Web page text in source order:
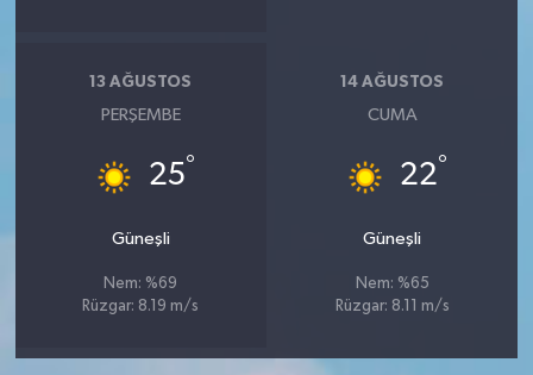
13 AĞUSTOS
PERŞEMBE
25°
Güneşli
Nem: %69
Rüzgar: 8.19 m/s
14 AĞUSTOS
CUMA
22°
Güneşli
Nem: %65
Rüzgar: 8.11 m/s